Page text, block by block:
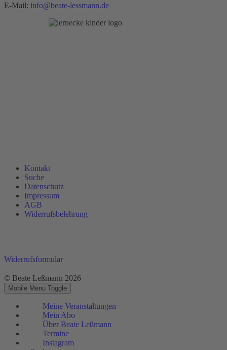
E-Mail: info@beate-lessmann.de
Kontakt
Suche
Datenschutz
Impressum
AGB
Widerrufsbelehrung
Widerrufsformular
© Beate Leßmann 2026
Mobile Menu Toggle
Meine Veranstaltungen
Mein Abo
Über Beate Leßmann
Termine
Instagram